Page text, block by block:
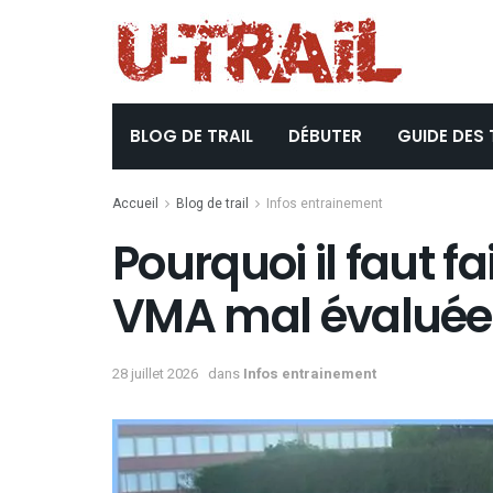
BLOG DE TRAIL DÉBUTER GUIDE DES
Accueil Blog de trail Infos entrainement
Pourquoi il faut
VMA mal
28 juillet 2026 dans Infos entrainement